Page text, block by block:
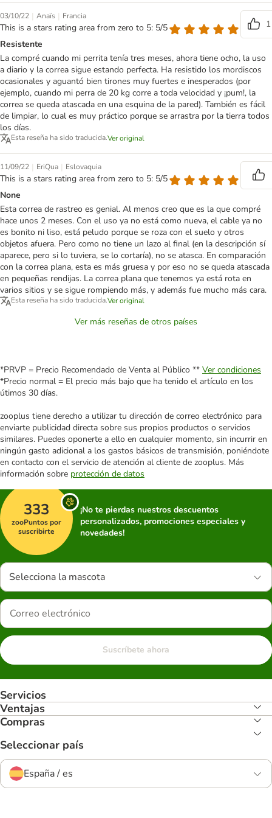
03/10/22 | Anaïs | Francia
This is a stars rating area from zero to 5: 5/5
1
Resistente
La compré cuando mi perrita tenía tres meses, ahora tiene ocho, la uso
a diario y la correa sigue estando perfecta. Ha resistido los mordiscos
ocasionales y aguantó bien tirones muy fuertes e inesperados (por
ejemplo, cuando mi perra de 20 kg corre a toda velocidad y ¡pum!, la
correa se queda atascada en una esquina de la pared). También es fácil
de limpiar, lo cual es muy práctico porque se arrastra por la tierra todos
los días.
Esta reseña ha sido traducida.Ver original
11/09/22 | EriQua | Eslovaquia
This is a stars rating area from zero to 5: 5/5
None
Esta correa de rastreo es genial. Al menos creo que es la que compré
hace unos 2 meses. Con el uso ya no está como nueva, el cable ya no
es bonito ni liso, está peludo porque se roza con el suelo y otros
objetos afuera. Pero como no tiene un lazo al final (en la descripción sí
aparece, pero si lo tuviera, se lo cortaría), no se atasca. En comparación
con la correa plana, esta es más gruesa y por eso no se queda atascada
en pequeñas rendijas. La correa plana que tenemos ya está rota en
varios sitios y se sigue rompiendo más, y además fue mucho más cara.
Esta reseña ha sido traducida.Ver original
Ver más reseñas de otros países
*PRVP = Precio Recomendado de Venta al Público ** Ver condiciones
*Precio normal = El precio más bajo que ha tenido el artículo en los
útimos 30 días.
zooplus tiene derecho a utilizar tu dirección de correo electrónico para
enviarte publicidad directa sobre sus propios productos o servicios
similares. Puedes oponerte a ello en cualquier momento, sin incurrir en
ningún gasto adicional a los gastos básicos de transmisión, poniéndote
en contacto con el servicio de atención al cliente de zooplus. Más
información sobre protección de datos
333
zooPuntos por
suscribirte
¡No te pierdas nuestros descuentos
personalizados, promociones especiales y
novedades!
Selecciona la mascota
Suscríbete ahora
Servicios
Ventajas
Compras
Seleccionar país
España / es